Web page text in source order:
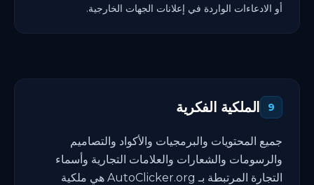
أو الادعاءات الواردة في إعلانات الجهات الخارجية.
9 الملكية الفكرية
جميع المحتويات والبرمجيات والأكواد والتصاميم
والرسومات والشعارات والعلامات التجارية وأسماء
التجارة المرتبطة بـ AutoClicker.org هي ملكية